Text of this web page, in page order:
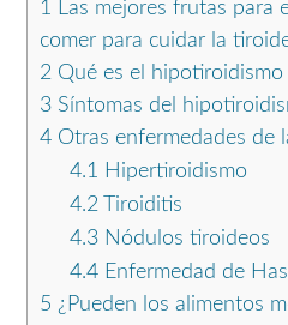
1 Las mejores frutas para
comer para cuidar la
2 Qué es el hipotiroidismo
3 Síntomas del
4 Otras enfermedades de
4.1 Hipertiroidismo
4.2Tiroiditis
4.3Nódulos tiroideos
4.4Enfermedad de
5 ¿Pueden los alimentos